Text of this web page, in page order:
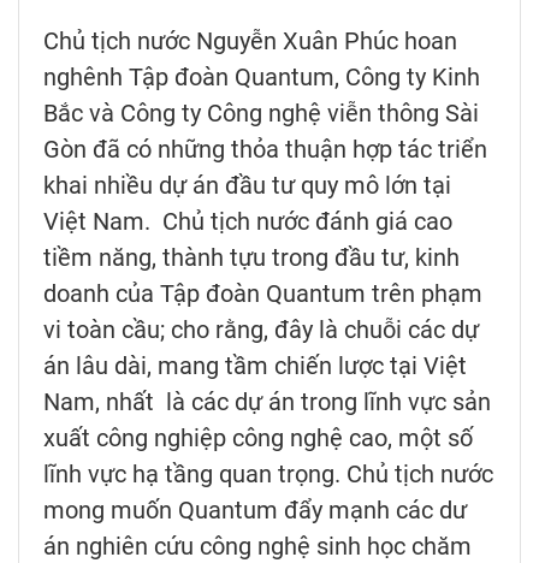
Chủ tịch nước Nguyễn Xuân Phúc hoan
nghênh Tập đoàn Quantum, Công ty Kinh
Bắc và Công ty Công nghệ viễn thông Sài
Gòn đã có những thỏa thuận hợp tác triển
khai nhiều dự án đầu tư quy mô lớn tại
Việt Nam. Chủ tịch nước đánh giá cao
tiềm năng, thành tựu trong đầu tư, kinh
doanh của Tập đoàn Quantum trên phạm
vi toàn cầu; cho rằng, đây là chuỗi các dự
án lâu dài, mang tầm chiến lược tại Việt
Nam, nhất là các dự án trong lĩnh vực sản
xuất công nghiệp công nghệ cao, một số
lĩnh vực hạ tầng quan trọng. Chủ tịch nước
mong muốn Quantum đẩy mạnh các dư
án nghiên cứu công nghệ sinh học chăm